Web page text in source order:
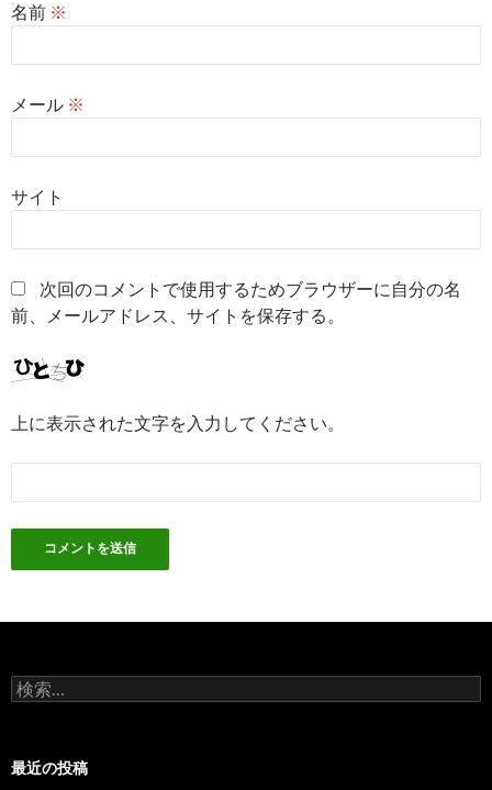
名前 ※
メール ※
サイト
次回のコメントで使用するためブラウザーに自分の名
前、メールアドレス、サイトを保存する。
上に表示された文字を入力してください。
検
索:
最近の投稿